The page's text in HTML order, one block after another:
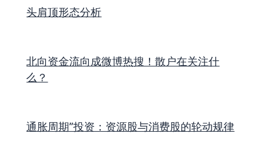
头肩顶形态分析
北向资金流向成微博热搜！散户在关注什
么？
通胀周期”投资：资源股与消费股的轮动规律